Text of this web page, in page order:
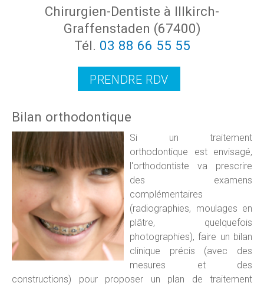
Chirurgien-Dentiste à Illkirch-
Graffenstaden (67400)
Tél. 03 88 66 55 55
PRENDRE RDV
Bilan orthodontique
Si un traitement
orthodontique est envisagé,
l'orthodontiste va prescrire
des examens
complémentaires
(radiographies, moulages en
plâtre, quelquefois
photographies), faire un bilan
clinique précis (avec des
mesures et des
constructions) pour proposer un plan de traitement